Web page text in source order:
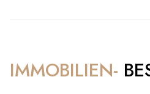
IMMOBILIEN-